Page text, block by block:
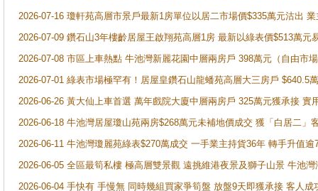
2026-07-16 瓊軒苑高層市景戶最新1房單位以居二市場價$335萬元沽出
2026-07-09 鑽石山3年樓齡居屋王啟翔苑高層1房 最新以綠表價$513萬元
2026-07-08 市區上車熱點 牛池灣新麗花園中層兩房戶 398萬元（自由市
2026-07-01 綠表市場極罕有！居屋皇鑽石山龍蟠苑高層大三房戶
2026-06-26 黃大仙上車首選 萬年戲院大廈中層兩房戶 325萬元獲承接 實
2026-06-18 牛池灣居屋瓊山苑兩房$268萬元未補地價成交 獲「白居二」
2026-06-11 牛池灣瓊麗苑綠表$270萬成交 一手業主持貨36年 轉手升值逾
2026-06-05 全區最筍私樓 極高層雙景觀 遠挑維港夜景及獅子山景 牛池
2026-06-04 手快有 手慢無 同時幾組買家爭筍盤 放盤9天即獲承接 客人